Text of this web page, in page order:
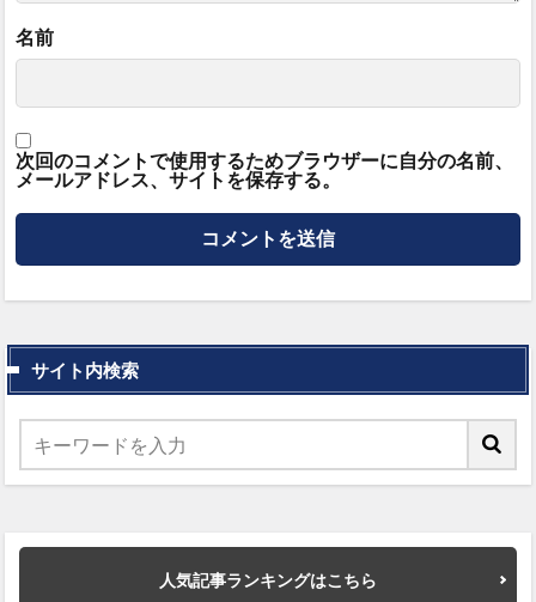
名前
次回のコメントで使用するためブラウザーに自分の名前、
メールアドレス、サイトを保存する。
サイト内検索
人気記事ランキングはこちら